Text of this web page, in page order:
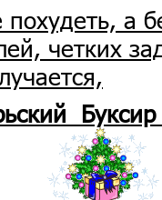
а
четких
Буксир